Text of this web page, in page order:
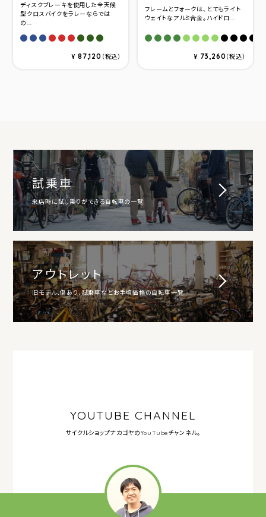
ディスクブレーキを使用した全天候
型クロスバイクをラレーならでは
の...
アガトブルー(440)
アガトブルー(480)
アガトブルー(520)
キャニオンレッド(440)
キャニオンレッド(480)
キャニオンレッド(520)
クラブグリーン(440)
クラブグリーン(480)
クラブグリーン(520)
¥ 87,120 （税込）
フレームとフォークは、とてもライト
ウェイトなアルミ合金。ハイドロ...
マットカーキ(420)
マットカーキ(460)
マットカーキ(500)
マットカーキ(540)
セピアグリーン
セピアグリーン
セピアグリー
セピアグリ
マットブ
マット
マッ
マ
¥ 73,260（税込）
試乗車
来店時に試し乗りができる自転車の一覧
アウトレット
旧モデル、傷あり、試乗車などお手頃価格の自転車一覧
YOUTUBE CHANNEL
サイクルショップナカゴヤのYouTubeチャンネル。